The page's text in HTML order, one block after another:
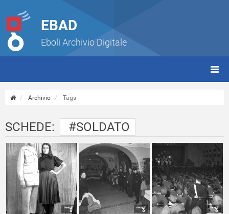
EBAD
Eboli Archivio Digitale
Archivio Tags
SCHEDE: #SOLDATO